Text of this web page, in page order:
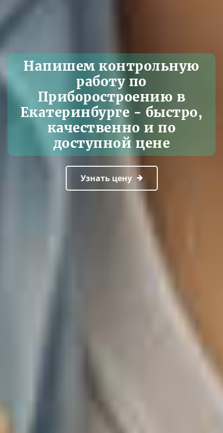
Напишем контрольную
работу по
Приборостроению в
Екатеринбурге - быстро,
качественно и по
доступной цене
Узнать цену